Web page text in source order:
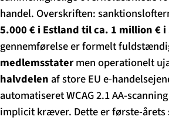
handel. Overskriften:
5.000 € i Estland til ca. 1 million € i
gennemførelse er formelt
medlemsstatermen operationelt
halvdelen af store EU e-
automatiseret WCAG 2.1 AA-
implicit kræver. Dette er første-